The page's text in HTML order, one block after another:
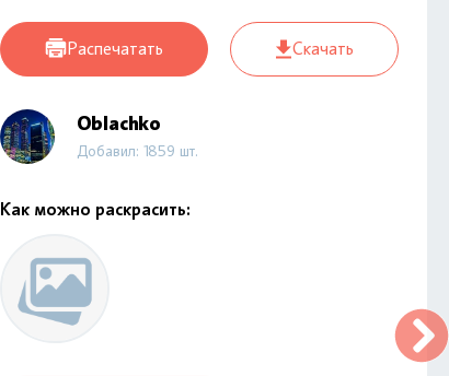
Распечатать Скачать
Oblachko
Добавил: 1859 шт.
Как можно раскрасить: